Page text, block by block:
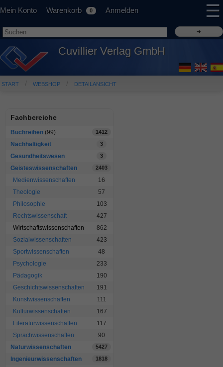
Mein Konto Warenkorb 0 Anmelden ☰
Cuvillier Verlag GmbH
START WEBSHOP DETAILANSICHT
Fachbereiche
Buchreihen (99) 1412
Nachhaltigkeit 3
Gesundheitswesen 3
Geisteswissenschaften 2403
Medienwissenschaften
16
Theologie
57
Philosophie
103
Rechtswissenschaft
427
Wirtschaftswissenschaften
862
Sozialwissenschaften
423
Sportwissenschaften
48
Psychologie
233
Pädagogik
190
Geschichtswissenschaften
191
Kunstwissenschaften
111
Kulturwissenschaften
167
Literaturwissenschaften
117
Sprachwissenschaften
90
Naturwissenschaften
5427
Ingenieurwissenschaften 1818